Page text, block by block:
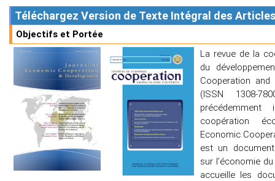
Objectifs et Portée
La revue de la
du
Cooperation and
(ISSN 1308-
coopération
Economic
est un
sur l’économie
accueille les